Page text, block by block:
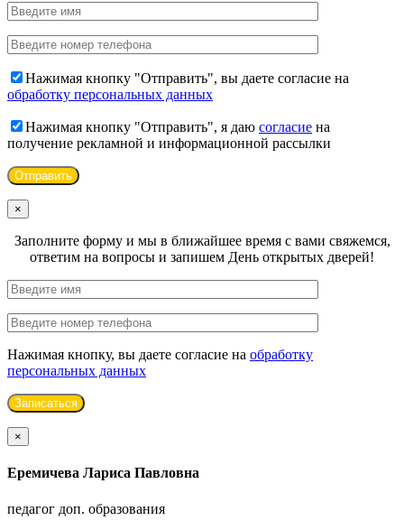
Нажимая кнопку "Отправить", вы даете согласие на
обработку персональных данных
Нажимая кнопку "Отправить", я даю согласие на
получение рекламной и информационной рассылки
×
Заполните форму и мы в ближайшее время с вами свяжемся,
ответим на вопросы и запишем День открытых дверей!
Нажимая кнопку, вы даете согласие на обработку
персональных данных
×
Еремичева Лариса Павловна
педагог доп. образования